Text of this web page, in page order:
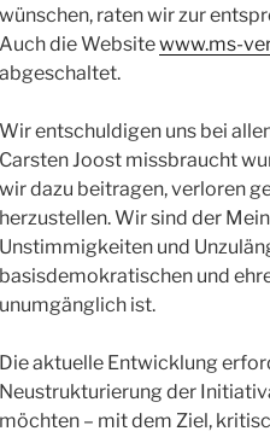
wünschen, raten wir zur
Auch die Websitewww.ms-
abgeschaltet.
Wir entschuldigen uns bei
Carsten Joost missbraucht
wir dazu beitragen, verloren
herzustellen. Wir sind der
Unstimmigkeiten und
basisdemokratischen und
unumgänglich ist.
Die aktuelle Entwicklung
Neustrukturierung der
möchten – mit dem Ziel,